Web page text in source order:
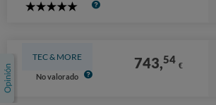
5
TEC & MORE
No valorado
743,54 €